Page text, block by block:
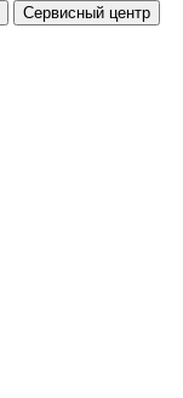
Сервисный центр